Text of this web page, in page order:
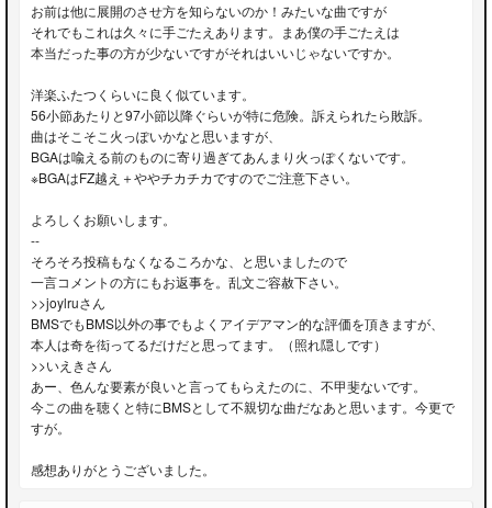
お前は他に展開のさせ方を知らないのか！みたいな曲ですが
それでもこれは久々に手ごたえあります。まあ僕の手ごたえは
本当だった事の方が少ないですがそれはいいじゃないですか。
洋楽ふたつくらいに良く似ています。
56小節あたりと97小節以降ぐらいが特に危険。訴えられたら敗訴。
曲はそこそこ火っぽいかなと思いますが、
BGAは喩える前のものに寄り過ぎてあんまり火っぽくないです。
※BGAはFZ越え＋ややチカチカですのでご注意下さい。
よろしくお願いします。
--
そろそろ投稿もなくなるころかな、と思いましたので
一言コメントの方にもお返事を。乱文ご容赦下さい。
>>joylruさん
BMSでもBMS以外の事でもよくアイデアマン的な評価を頂きますが、
本人は奇を衒ってるだけだと思ってます。（照れ隠しです）
>>いえきさん
あー、色んな要素が良いと言ってもらえたのに、不甲斐ないです。
今この曲を聴くと特にBMSとして不親切な曲だなあと思います。今更で
すが。
感想ありがとうございました。